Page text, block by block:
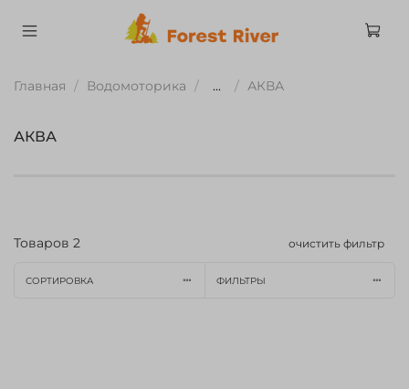
Главная Водомоторика ... АКВА
АКВА
Товаров 2 очистить фильтр
СОРТИРОВКА ФИЛЬТРЫ